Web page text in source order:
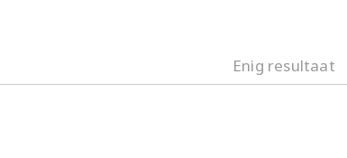
Enig resultaat